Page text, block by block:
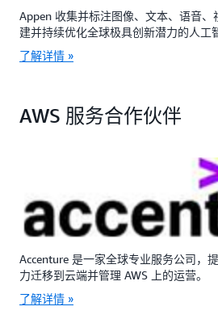
Appen 收集并标注图像、文本、语音
建并持续优化全球极具创新潜力的人工
了解详情 »
AWS 服务合作伙伴
Accenture 是一家全球专业服务公司，
力迁移到云端并管理 AWS 上的运营。
了解详情 »